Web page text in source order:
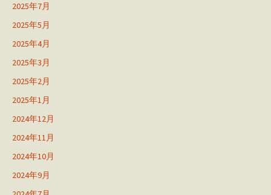
2025年7月
2025年5月
2025年4月
2025年3月
2025年2月
2025年1月
2024年12月
2024年11月
2024年10月
2024年9月